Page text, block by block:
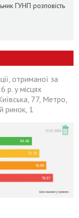
ГУНП розповість
отриманої за
р. у місцях
77, Метро,
ринок, 1